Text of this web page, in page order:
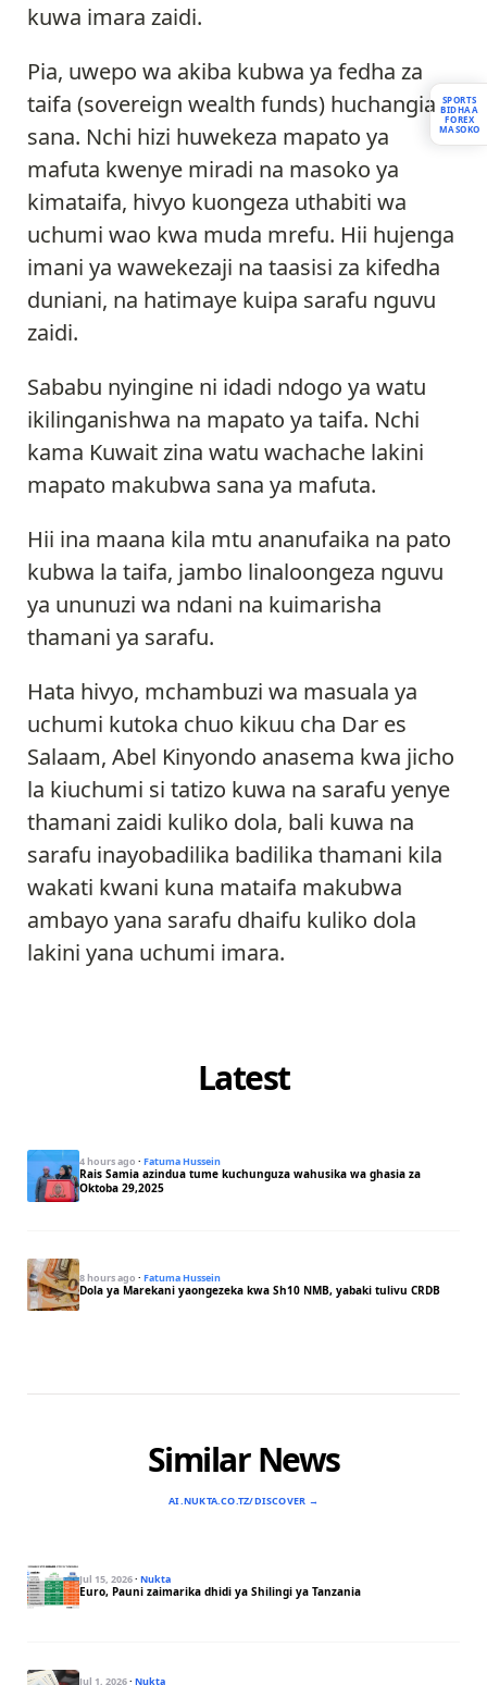
kuwa imara zaidi.
Pia, uwepo wa akiba kubwa ya fedha za
taifa (sovereign wealth funds) huchangia
sana. Nchi hizi huwekeza mapato ya
mafuta kwenye miradi na masoko ya
kimataifa, hivyo kuongeza uthabiti wa
uchumi wao kwa muda mrefu. Hii hujenga
imani ya wawekezaji na taasisi za kifedha
duniani, na hatimaye kuipa sarafu nguvu
zaidi.
Sababu nyingine ni idadi ndogo ya watu
ikilinganishwa na mapato ya taifa. Nchi
kama Kuwait zina watu wachache lakini
mapato makubwa sana ya mafuta.
Hii ina maana kila mtu ananufaika na pato
kubwa la taifa, jambo linaloongeza nguvu
ya ununuzi wa ndani na kuimarisha
thamani ya sarafu.
Hata hivyo, mchambuzi wa masuala ya
uchumi kutoka chuo kikuu cha Dar es
Salaam, Abel Kinyondo anasema kwa jicho
la kiuchumi si tatizo kuwa na sarafu yenye
thamani zaidi kuliko dola, bali kuwa na
sarafu inayobadilika badilika thamani kila
wakati kwani kuna mataifa makubwa
ambayo yana sarafu dhaifu kuliko dola
lakini yana uchumi imara.
Latest
4 hours ago · Fatuma Hussein
Rais Samia azindua tume kuchunguza wahusika wa ghasia za
Oktoba 29,2025
8 hours ago · Fatuma Hussein
Dola ya Marekani yaongezeka kwa Sh10 NMB, yabaki tulivu CRDB
Similar News
AI.NUKTA.CO.TZ/DISCOVER →
Jul 15, 2026· Nukta
Euro, Pauni zaimarika dhidi ya Shilingi ya Tanzania
Jul 1, 2026· Nukta
SPORTS
BIDHAA
FOREX
MASOKO